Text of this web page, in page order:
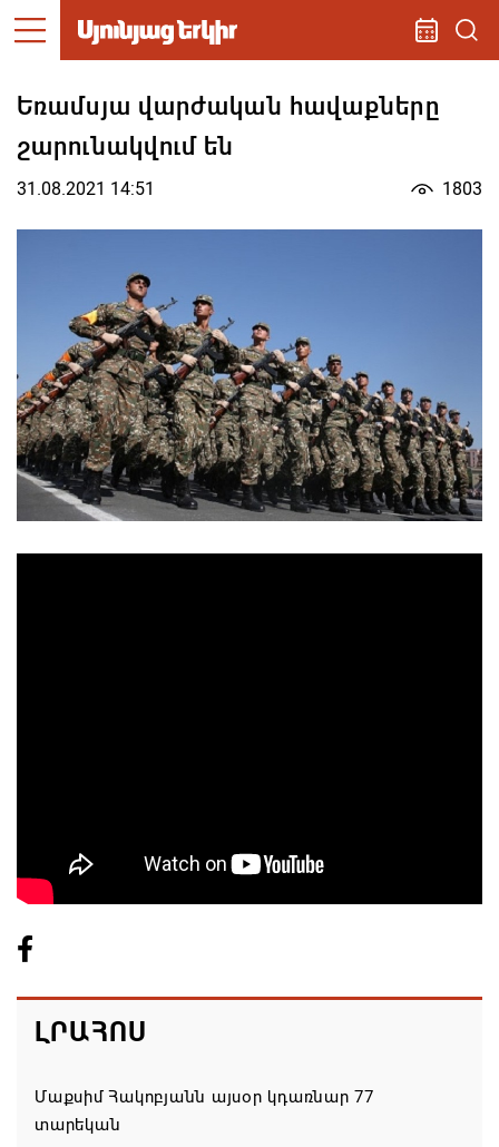
Եռամսյա վարժական հավաքները
շարունակվում են
31.08.2021 14:51 1803
ԼՐԱՀՈՍ
Մաքսիմ Հակոբյանն այսօր կդառնար 77
տարեկան